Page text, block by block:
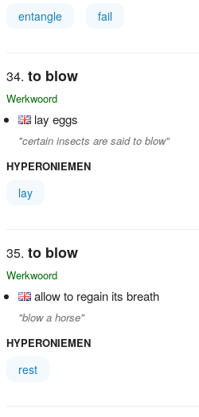
entangle fail
to blow
Werkwoord
lay eggs
"certain insects are said to blow"
HYPERONIEMEN
lay
to blow
Werkwoord
allow to regain its breath
"blow a horse"
HYPERONIEMEN
rest